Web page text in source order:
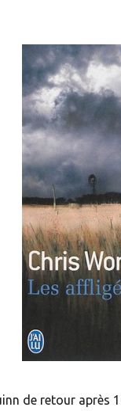
de retour après